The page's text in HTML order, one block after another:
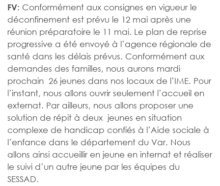
FV: Conformément aux consignes en vigueur le
déconfinement est prévu le 12 mai après une
réunion préparatoire le 11 mai. Le plan de reprise
progressive a été envoyé à l’agence régionale de
santé dans les délais prévus. Conformément aux
demandes des familles, nous aurons mardi
prochain 26 jeunes dans nos locaux de l’IME. Pour
l’instant, nous allons ouvrir seulement l’accueil en
externat. Par ailleurs, nous allons proposer une
solution de répit à deux jeunes en situation
complexe de handicap confiés à l’Aide sociale à
l’enfance dans le département du Var. Nous
allons ainsi accueillir en jeune en internat et réaliser
le suivi d’un autre jeune par les équipes du
SESSAD.